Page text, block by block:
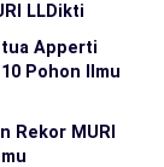
LLDikti
Apperti
Pohon Ilmu
Rekor MURI